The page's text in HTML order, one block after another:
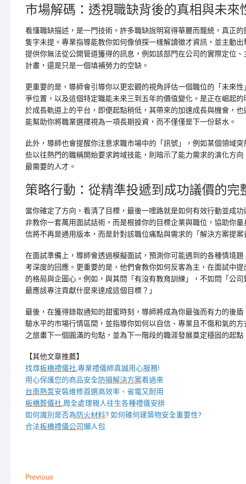
市場解碼：透視職缺背後的真相與未來
看懂職缺描述，是一門技術。許多職缺說明寫得華麗而籠統，真正
隻字未提。專業指導能教你如何像偵探一樣解讀徵才資訊，並主動
提供你無法從公開管道獲得的訊息，例如該部門在公司的實際定位
計畫，還是只是一個填補勞力的空缺。
更重要的是，導師會引導你以更宏觀的視角評估一個職位的「未來
爭位置，以及這個特定職能未來三到五年的價值變化。是正在崛起
於成長軌道上的平台，即便起點稍低，其帶來的加速成長與機會，
能幫助你將職業選擇視為一項長期投資，而不僅僅是下一份薪水。
此外，導師也會提醒你注意求職市場中的「訊號」，例如某個領域
些以往熱門的職稱開始要求跨域技能，則暗示了能力需求的演化方
最需要的人才。
策略行動：從精準投遞到成功議價的完
當你確定了方向，看清了目標，最後一哩路就是如何有效行動並成
非教你一套萬用面試話術，而是根據你的目標企業與職位，協助你
信將不再是通用版本，而是針對該職位痛點與需求的「解決方案提案
在面試準備上，導師會透過模擬面試，預測你可能遇到的各種情境
考深度的回應。更重要的是，他們會教你如何反客為主，在面試中
的格局與企圖心。例如，與其問「有沒有教育訓練」，不如問「公
最應該專注貢獻什麼來達成這個目標？」
最後，在獲得錄取通知的甜蜜時刻，導師將成為你最強而有力的後
驗水平的市場行情區間，並指導你如何以自信、專業且不傷和氣的
之旅畫下一個圓滿的句點，並為下一階段的職涯發展奠定穩固的起點
【其他文章推薦】
找尋板橋禮儀社,專業禮儀師真誠用心服務!
用心保護您的商品安全防損解決方案看過來
台南熱泵安裝維修首選高效率、省電又耐用
板橋葬儀社,周全處理親人往生各種禮儀安排
如何識別是否為防火材料? 如何確何建築物安全重要性?
合法板橋禮儀公司懶人包
文
Previous